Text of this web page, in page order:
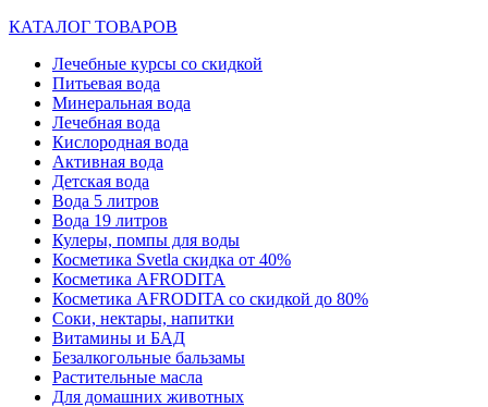
КАТАЛОГ ТОВАРОВ
Лечебные курсы со скидкой
Питьевая вода
Минеральная вода
Лечебная вода
Кислородная вода
Активная вода
Детская вода
Вода 5 литров
Вода 19 литров
Кулеры, помпы для воды
Косметика Svetla скидка от 40%
Косметика AFRODITA
Косметика AFRODITA со скидкой до 80%
Соки, нектары, напитки
Витамины и БАД
Безалкогольные бальзамы
Растительные масла
Для домашних животных